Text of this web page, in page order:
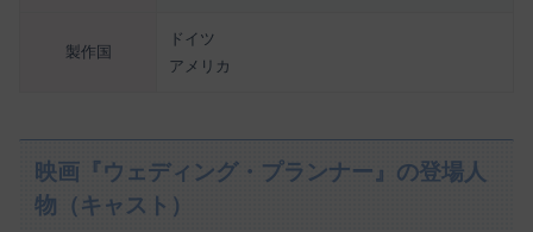
製作国
ドイツ
アメリカ
映画『ウェディング・プランナー』の登場人
物（キャスト）